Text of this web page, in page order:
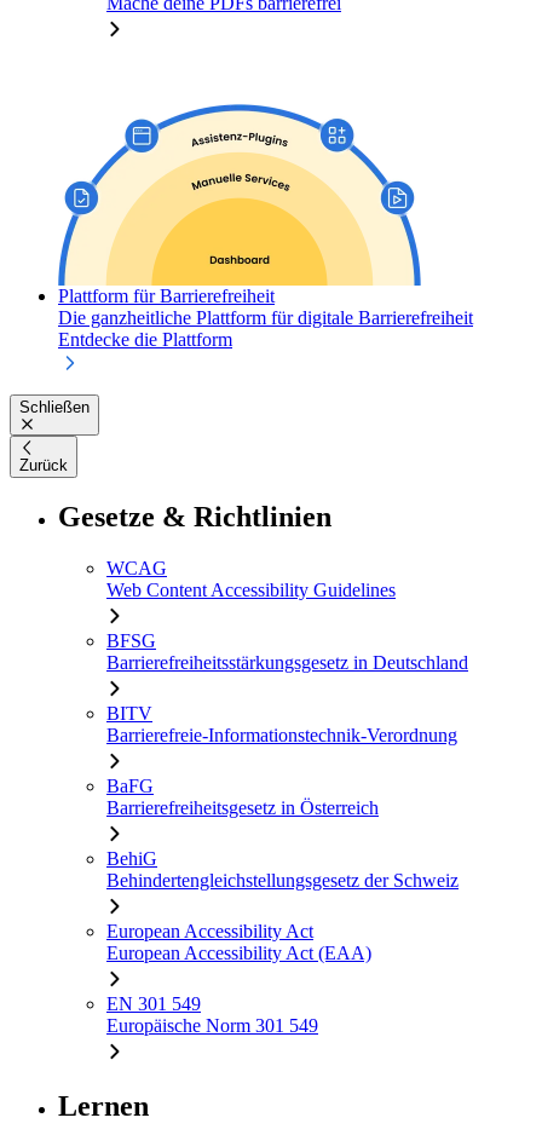
Plattform für Barrierefreiheit
Die ganzheitliche Plattform für digitale Barrierefreiheit
Entdecke die Plattform
Schließen
Zurück
Gesetze & Richtlinien
WCAG
Web Content Accessibility Guidelines
BFSG
Barrierefreiheitsstärkungsgesetz in Deutschland
BITV
Barrierefreie-Informationstechnik-Verordnung
BaFG
Barrierefreiheitsgesetz in Österreich
BehiG
Behindertengleichstellungsgesetz der Schweiz
European Accessibility Act
European Accessibility Act (EAA)
EN 301 549
Europäische Norm 301 549
Lernen